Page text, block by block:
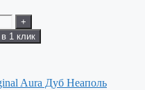
+
1 клик